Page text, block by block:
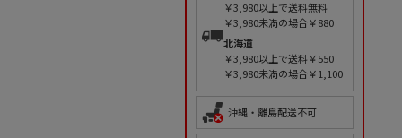
￥3,980以上で送料無料
￥3,980未満の場合￥880
北海道
￥3,980以上で送料￥550
￥3,980未満の場合￥1,100
沖縄・離島配送不可